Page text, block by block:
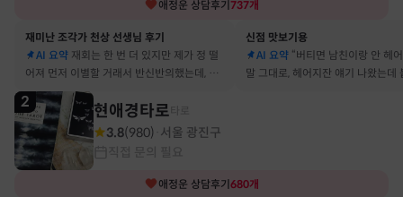
애정운 상담후기 737개
재미난 조각가 천상 선생님 후기
AI 요약 재회는 한 번 더 있지만 제가 정 떨
어져 먼저 이별할 거래서 반신반의했는데, 정
말 재회 후 제가 먼저 헤어지자고 했어요
신점 맛보기용
AI 요약 “버티면 남친이랑 안 헤
말 그대로, 헤어지잔 얘기 나왔는데
2 현애경타로
3.8(980) 서울 광진구
애정운 상담후기 680개